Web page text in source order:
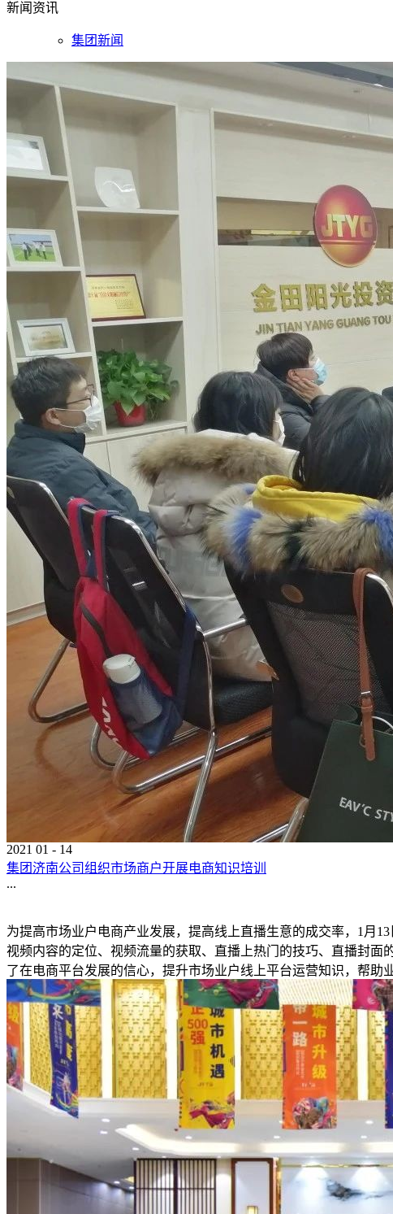
新闻 资讯
集团新闻
2021 01 - 14
集团济南公司组织市场商户开展电商知识培训
...
为提高市场业户电商产业发展，提高线上直播生意的成交率，1月
视频内容的定位、视频流量的获取、直播上热门的技巧、直播封
了在电商平台发展的信心，提升市场业户线上平台运营知识，帮助